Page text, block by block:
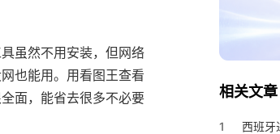
虽然不用安装，但网络
也能用。用看图王查看
面，能省去很多不必要
相关文章
1